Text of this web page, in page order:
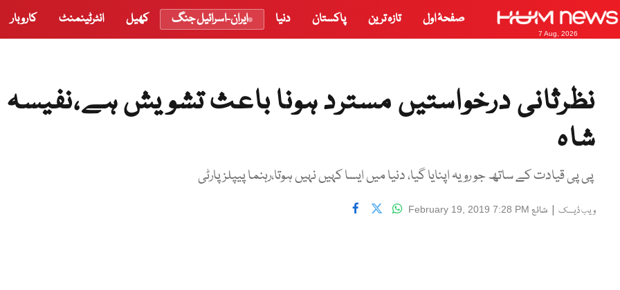
7 Aug, 2026
صفحۂ اول تازہ ترین پاکستان دنیا ایران-اسرائیل جنگ کھیل انٹرٹینمنٹ کاروبار
نظرثانی درخواستیں مسترد ہونا باعث تشویش ہے،نفیسہ
شاہ
پی پی قیادت کے ساتھ جو رویہ اپنایا گیا، دنیا میں ایسا کہیں نہیں ہوتا،رہنما پیپلز پارٹی
ویب ڈیسک | شائع February 19, 2019 7:28 PM